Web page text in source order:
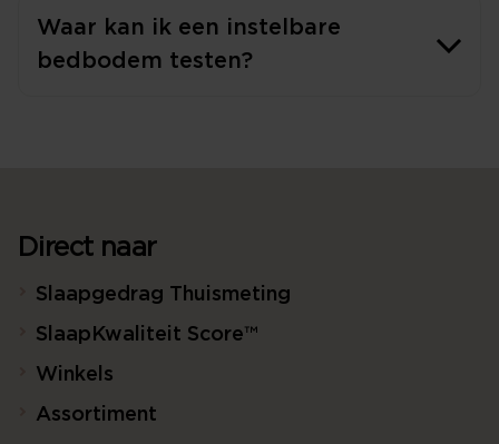
Waar kan ik een instelbare
bedbodem testen?
Direct naar
Slaapgedrag Thuismeting
SlaapKwaliteit Score™
Winkels
Assortiment